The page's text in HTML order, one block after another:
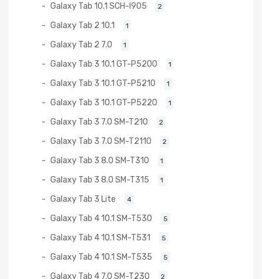
Galaxy Tab 10.1 SCH-I905 2
Galaxy Tab 2 10.1 1
Galaxy Tab 2 7.0 1
Galaxy Tab 3 10.1 GT-P5200 1
Galaxy Tab 3 10.1 GT-P5210 1
Galaxy Tab 3 10.1 GT-P5220 1
Galaxy Tab 3 7.0 SM-T210 2
Galaxy Tab 3 7.0 SM-T2110 2
Galaxy Tab 3 8.0 SM-T310 1
Galaxy Tab 3 8.0 SM-T315 1
Galaxy Tab 3 Lite 4
Galaxy Tab 4 10.1 SM-T530 5
Galaxy Tab 4 10.1 SM-T531 5
Galaxy Tab 4 10.1 SM-T535 5
Galaxy Tab 4 7.0 SM-T230 2